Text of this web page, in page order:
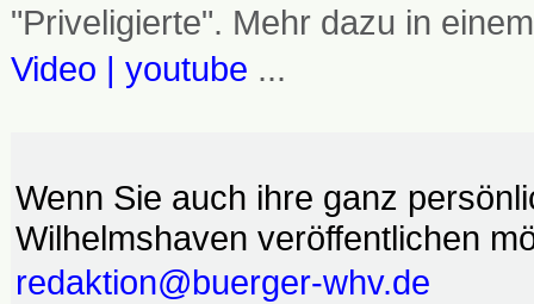
"Priveligierte". Mehr dazu in
Video | youtube ...
Wenn Sie auch ihre ganz
Wilhelmshaven veröffentlichen
redaktion@buerger-whv.de